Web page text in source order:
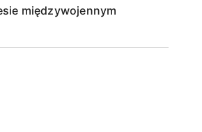
międzywojennym